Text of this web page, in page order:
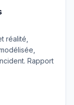
réalité,
Rapport